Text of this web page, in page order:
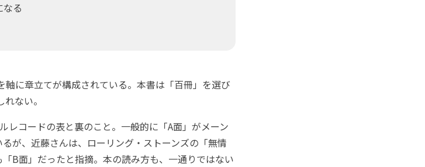
る
に章立てが構成されている。本書は「百冊」を選び
ない。
レコードの表と裏のこと。一般的に「A面」がメーン
が、近藤さんは、ローリング・ストーンズの「無情
B面」だったと指摘。本の読み方も、一通りではない